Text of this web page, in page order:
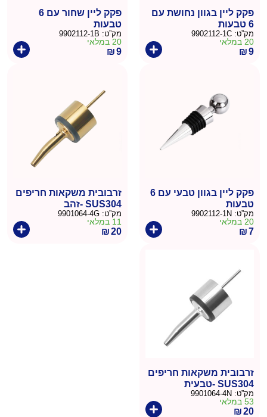
פקק ליין בגוון נחושת עם
6 טבעות
מק”ט: 9902112-1C
20 במלאי
₪9
פקק ליין שחור עם 6
טבעות
מק”ט: 9902112-1B
20 במלאי
₪9
פקק ליין בגוון טבעי עם 6
טבעות
מק”ט: 9902112-1N
20 במלאי
₪7
זרבובית משקאות חריפים
SUS304 -זהב
מק”ט: 9901064-4G
11 במלאי
₪20
זרבובית משקאות חריפים
SUS304 -טבעית
מק”ט: 9901064-4N
53 במלאי
₪20